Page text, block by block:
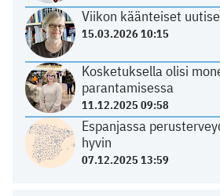
Viikon käänteiset
15.03.2026 10:15
Kosketuksella olisi
parantamisessa
11.12.2025 09:58
Espanjassa
hyvin
07.12.2025 13:59